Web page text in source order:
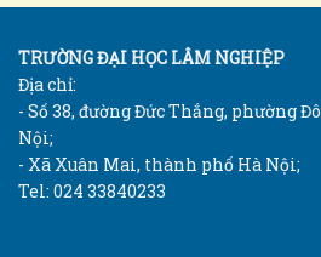
TRƯỜNG ĐẠI HỌC LÂM NGHIỆP
Địa chỉ:
- Số 38, đường Đức Thắng, phường
Nội;
- Xã Xuân Mai, thành phố Hà Nội;
Tel: 024 33840233